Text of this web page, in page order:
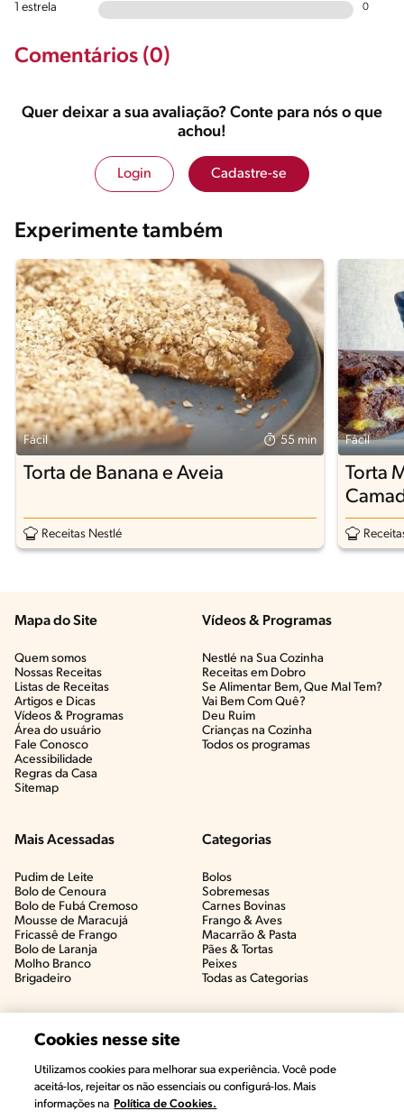
1 estrela 0
Comentários (0)
Quer deixar a sua avaliação? Conte para nós o que
achou!
Login Cadastre-se
Experimente também
Fácil 55 min
Torta de Banana e Aveia
Receitas Nestlé
Fácil
Torta
Mapa do Site
Quem somos
Nossas Receitas
Listas de Receitas​
Artigos e Dicas​
Vídeos & Programas​
Área do usuário
Fale Conosco
Acessibilidade
Regras da Casa
Sitemap
Vídeos & Programas​
Nestlé na Sua Cozinha
Receitas em Dobro
Se Alimentar Bem, Que Mal Tem?​
Vai Bem Com Quê?​
Deu Ruim​
Crianças na Cozinha​
Todos os programas
Mais Acessadas
Pudim de Leite
Bolo de Cenoura
Bolo de Fubá Cremoso
Mousse de Maracujá
Fricassê de Frango
Bolo de Laranja
Molho Branco
Brigadeiro
Categorias
Bolos
Sobremesas
Carnes Bovinas​
Frango & Aves​
Macarrão & Pasta​
Pães & Tortas​
Peixes
Todas as Categorias
Cookies nesse site
Utilizamos cookies para melhorar sua experiência. Você pode
aceitá-los, rejeitar os não essenciais ou configurá-los. Mais
informações na Política de Cookies.